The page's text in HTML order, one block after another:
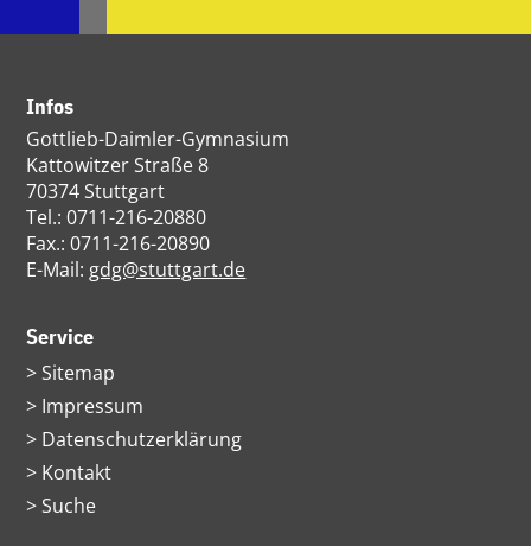
Infos
Gottlieb-Daimler-Gymnasium
Kattowitzer Straße 8
70374 Stuttgart
Tel.: 0711-216-20880
Fax.: 0711-216-20890
E-Mail: gdg@stuttgart.de
Service
Navigation
überspringen
Sitemap
Impressum
Datenschutzerklärung
Kontakt
Suche